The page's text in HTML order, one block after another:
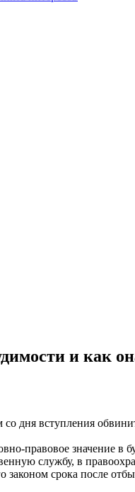
и как
дня вступления
правовое значение
службу, в
срока после